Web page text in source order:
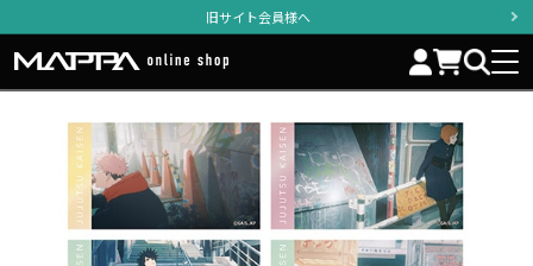
旧サイト会員様へ